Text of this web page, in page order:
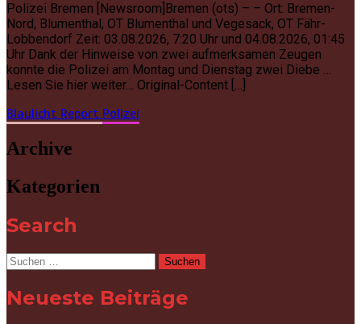
Polizei Bremen [Newsroom]Bremen (ots) – – Ort: Bremen-
Nord, Blumenthal, OT Blumenthal und Vegesack, OT Fähr-
Lobbendorf Zeit: 03.08.2026, 7:20 Uhr und 04.08.2026, 01:45
Uhr Dank der Hinweise von zwei aufmerksamen Zeugen
konnte die Polizei am Montag und Dienstag zwei Diebe …
Lesen Sie hier weiter… Original-Content […]
Blaulicht Report Polizei
Archive
Kategorien
Search
Suchen
nach:
Neueste Beiträge